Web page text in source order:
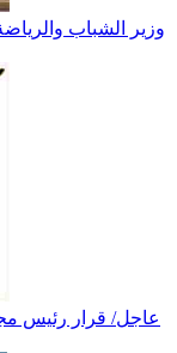
وزير الشباب
عاجل/ قرار رئيس